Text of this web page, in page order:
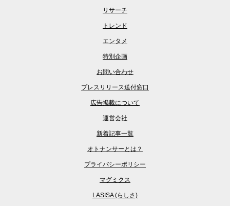
リサーチ
トレンド
エンタメ
特別企画
お問い合わせ
プレスリリース送付窓口
広告掲載について
運営会社
新着記事一覧
オトナンサーとは？
プライバシーポリシー
マグミクス
LASISA (らしさ)